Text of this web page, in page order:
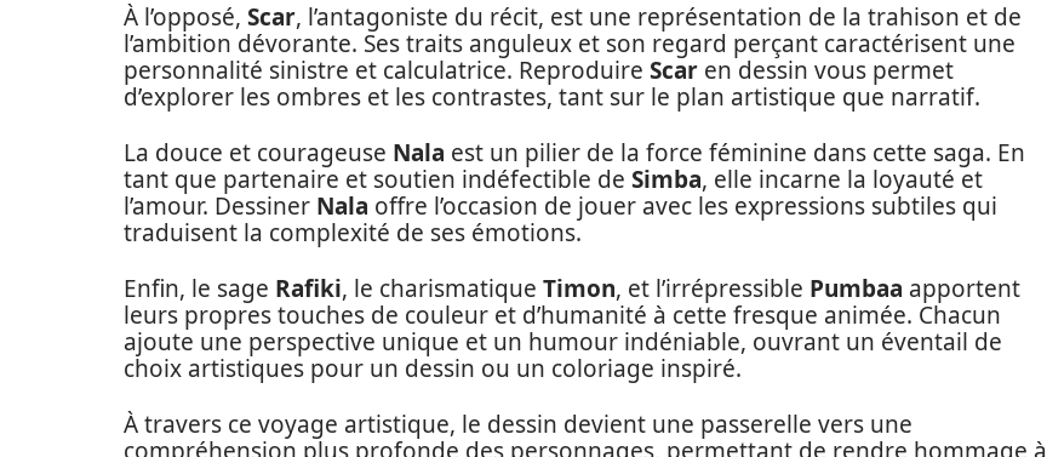
À l’opposé, Scar, l’antagoniste du récit, est une représentation de la trahison et de
l’ambition dévorante. Ses traits anguleux et son regard perçant caractérisent une
personnalité sinistre et calculatrice. Reproduire Scar en dessin vous permet
d’explorer les ombres et les contrastes, tant sur le plan artistique que narratif.
La douce et courageuse Nala est un pilier de la force féminine dans cette saga. En
tant que partenaire et soutien indéfectible de Simba, elle incarne la loyauté et
l’amour. Dessiner Nala offre l’occasion de jouer avec les expressions subtiles qui
traduisent la complexité de ses émotions.
Enfin, le sage Rafiki, le charismatique Timon, et l’irrépressible Pumbaa apportent
leurs propres touches de couleur et d’humanité à cette fresque animée. Chacun
ajoute une perspective unique et un humour indéniable, ouvrant un éventail de
choix artistiques pour un dessin ou un coloriage inspiré.
À travers ce voyage artistique, le dessin devient une passerelle vers une